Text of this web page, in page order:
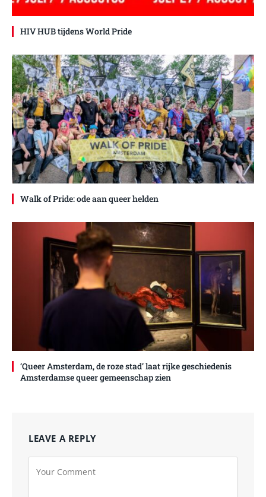
HIV HUB tijdens World Pride
Walk of Pride: ode aan queer helden
‘Queer Amsterdam, de roze stad’ laat rijke geschiedenis
Amsterdamse queer gemeenschap zien
LEAVE A REPLY